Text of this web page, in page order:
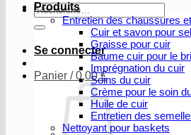
Recherche
pour :
Se connecter
Panier /0,00€
Produits
Entretien des chaussures
Cuir et savon pour
Graisse pour cuir
Baume cuir pour le
Imprégnation du cuir
Soins du cuir
Crème pour le soin
Huile de cuir
Entretien des
Nettoyant pour baskets